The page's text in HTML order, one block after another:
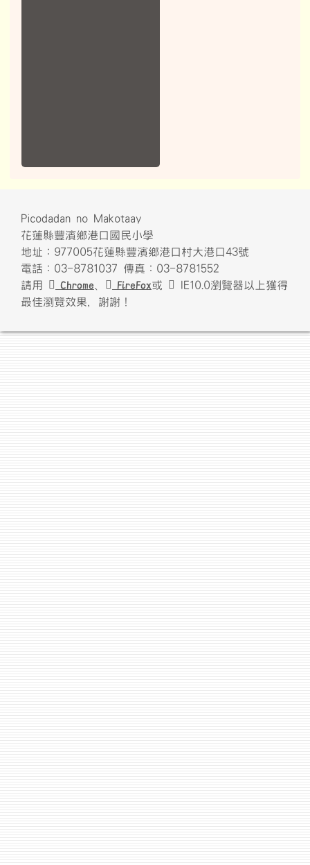
Picodadan no Makotaay
花蓮縣豐濱鄉港口國民小學
地址：977005花蓮縣豐濱鄉港口村大港口43號
電話：03-8781037 傳真：03-8781552
請用
Chrome FireFox或
IE10.0瀏覽器以上獲得
最佳瀏覽效果，謝謝！